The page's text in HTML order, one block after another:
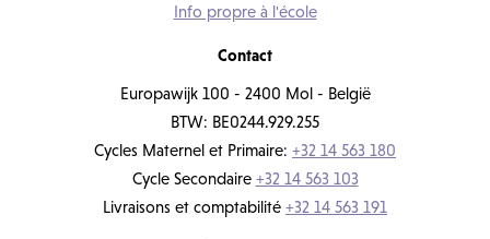
Info propre à l'école
Contact
Europawijk 100 - 2400 Mol - België
BTW: BE0244.929.255
Cycles Maternel et Primaire: +32 14 563 180
Cycle Secondaire +32 14 563 103
Livraisons et comptabilité +32 14 563 191